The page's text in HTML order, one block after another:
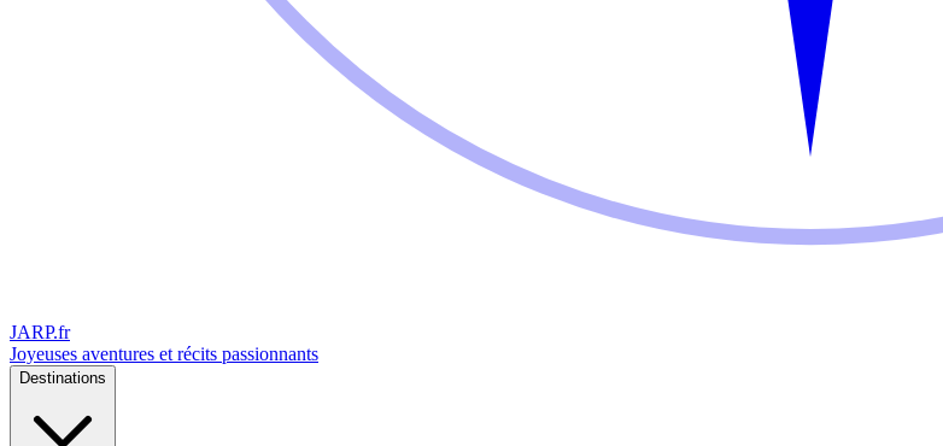
JARP.fr
Joyeuses aventures et récits passionnants
Destinations